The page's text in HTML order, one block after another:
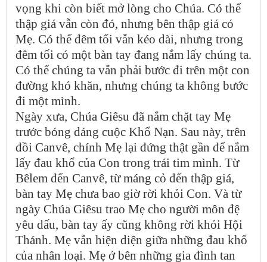
vọng khi còn biết mở lòng cho Chúa. Có thể
thập giá vẫn còn đó, nhưng bên thập giá có
Mẹ. Có thể đêm tối vẫn kéo dài, nhưng trong
đêm tối có một bàn tay đang nắm lấy chúng ta.
Có thể chúng ta vẫn phải bước đi trên một con
đường khó khăn, nhưng chúng ta không bước
đi một mình.
Ngày xưa, Chúa Giêsu đã nắm chặt tay Mẹ
trước bóng dáng cuộc Khổ Nạn. Sau này, trên
đồi Canvê, chính Mẹ lại đứng thật gần để nắm
lấy đau khổ của Con trong trái tim mình. Từ
Bêlem đến Canvê, từ máng cỏ đến thập giá,
bàn tay Mẹ chưa bao giờ rời khỏi Con. Và từ
ngày Chúa Giêsu trao Mẹ cho người môn đệ
yêu dấu, bàn tay ấy cũng không rời khỏi Hội
Thánh. Mẹ vẫn hiện diện giữa những đau khổ
của nhân loại. Mẹ ở bên những gia đình tan